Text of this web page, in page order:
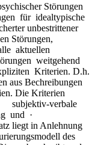
Störungen
für idealtypische
unbestrittener
Störungen,
aktuellen
weitgehend
Kriterien. D.h.
aus Bechreibungen
Die Kriterien
subjektiv-verbale
und ·
liegt in Anlehnung
des